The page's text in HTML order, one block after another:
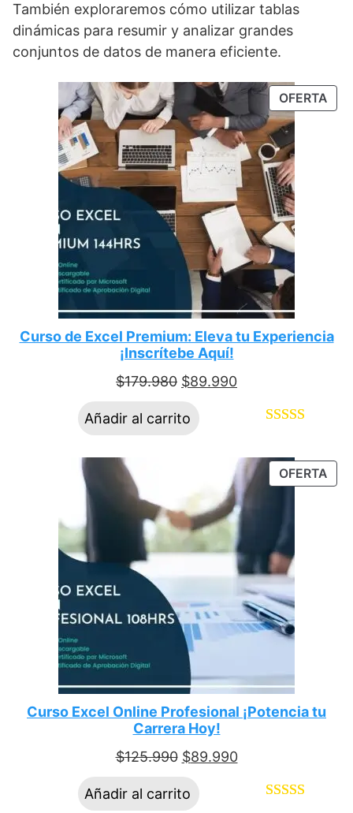
También exploraremos cómo utilizar tablas
dinámicas para resumir y analizar grandes
conjuntos de datos de manera eficiente.
OFERTA
Curso de Excel Premium: Eleva tu Experiencia
¡Inscrítebe Aquí!
$179.980 $89.990
con5.00
5 en base a
Añadir al carrito
OFERTA
Curso Excel Online Profesional ¡Potencia tu
Carrera Hoy!
$125.990 $89.990
Añadir al carrito